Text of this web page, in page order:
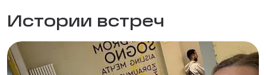
Истории встреч